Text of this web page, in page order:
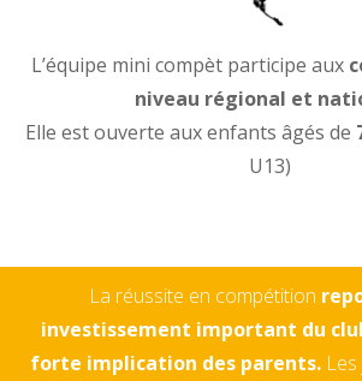
L’équipe mini compèt participe aux
niveau régional et
Elle est ouverte aux enfants âgés de
U13)
La réussite en compétition
investissement important du
forte implication des parents.